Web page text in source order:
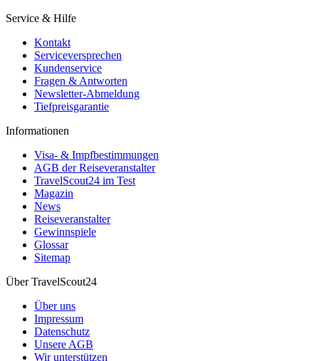
Service & Hilfe
Kontakt
Serviceversprechen
Kundenservice
Fragen & Antworten
Newsletter-Abmeldung
Tiefpreisgarantie
Informationen
Visa- & Impfbestimmungen
AGB der Reiseveranstalter
TravelScout24 im Test
Magazin
News
Reiseveranstalter
Gewinnspiele
Glossar
Sitemap
Über TravelScout24
Über uns
Impressum
Datenschutz
Unsere AGB
Wir unterstützen